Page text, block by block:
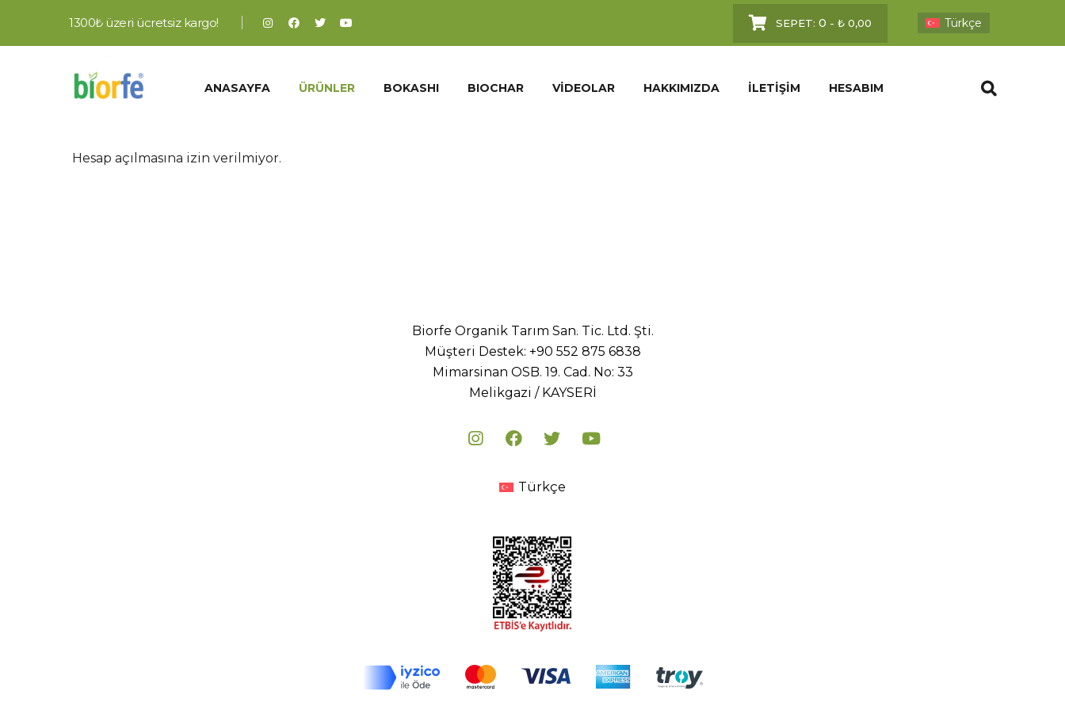
1300₺ üzeri ücretsiz kargo! SEPET:0 -₺ 0,00 Türkçe
ANASAYFA ÜRÜNLER BOKASHI BIOCHAR VIDEOLAR HAKKIMIZDA İLETIŞIM HESABIM
Hesap açılmasına izin verilmiyor.
Biorfe Organik Tarım San. Tic. Ltd. Şti.
Müşteri Destek: +90 552 875 6838
Mimarsinan OSB. 19. Cad. No: 33
Melikgazi / KAYSERİ
Türkçe